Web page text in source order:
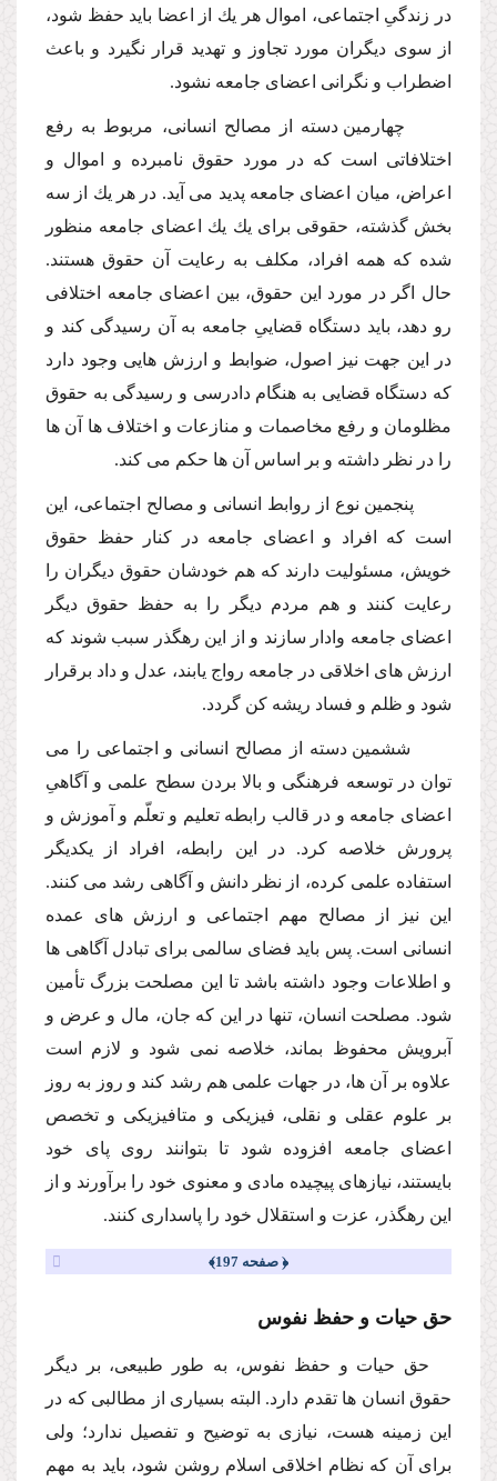
در زندگىِ اجتماعى، اموال هر یك از اعضا باید حفظ شود،
از سوى دیگران مورد تجاوز و تهدید قرار نگیرد و باعث
اضطراب و نگرانى اعضاى جامعه نشود.
چهارمین دسته از مصالح انسانى، مربوط به رفع
اختلافاتى است كه در مورد حقوق نامبرده و اموال و
اعراض، میان اعضاى جامعه پدید مى آید. در هر یك از سه
بخش گذشته، حقوقى براى یك یك اعضاى جامعه منظور
شده كه همه افراد، مكلف به رعایت آن حقوق هستند.
حال اگر در مورد این حقوق، بین اعضاى جامعه اختلافى
رو دهد، باید دستگاه قضایىِ جامعه به آن رسیدگى كند و
در این جهت نیز اصول، ضوابط و ارزش هایى وجود دارد
كه دستگاه قضایى به هنگام دادرسى و رسیدگى به حقوق
مظلومان و رفع مخاصمات و منازعات و اختلاف ها آن ها
را در نظر داشته و بر اساس آن ها حكم مى كند.
پنجمین نوع از روابط انسانى و مصالح اجتماعى، این
است كه افراد و اعضاى جامعه در كنار حفظ حقوق
خویش، مسئولیت دارند كه هم خودشان حقوق دیگران را
رعایت كنند و هم مردم دیگر را به حفظ حقوق دیگر
اعضاى جامعه وادار سازند و از این رهگذر سبب شوند كه
ارزش هاى اخلاقى در جامعه رواج یابند، عدل و داد برقرار
شود و ظلم و فساد ریشه كن گردد.
ششمین دسته از مصالح انسانى و اجتماعى را مى
توان در توسعه فرهنگى و بالا بردن سطح علمى و آگاهىِ
اعضاى جامعه و در قالب رابطه تعلیم و تعلّم و آموزش و
پرورش خلاصه كرد. در این رابطه، افراد از یكدیگر
استفاده علمى كرده، از نظر دانش و آگاهى رشد مى كنند.
این نیز از مصالح مهم اجتماعى و ارزش هاى عمده
انسانى است. پس باید فضاى سالمى براى تبادل آگاهى ها
و اطلاعات وجود داشته باشد تا این مصلحت بزرگ تأمین
شود. مصلحت انسان، تنها در این كه جان، مال و عرض و
آبرویش محفوظ بماند، خلاصه نمى شود و لازم است
علاوه بر آن ها، در جهات علمى هم رشد كند و روز به روز
بر علوم عقلى و نقلى، فیزیكى و متافیزیكى و تخصص
اعضاى جامعه افزوده شود تا بتوانند روى پاى خود
بایستند، نیازهاى پیچیده مادى و معنوى خود را برآورند و از
این رهگذر، عزت و استقلال خود را پاسدارى كنند.
﴿ صفحه 197﴾
حق حیات و حفظ نفوس
حق حیات و حفظ نفوس، به طور طبیعى، بر دیگر
حقوق انسان ها تقدم دارد. البته بسیارى از مطالبى كه در
این زمینه هست، نیازى به توضیح و تفصیل ندارد؛ ولى
براى آن كه نظام اخلاقى اسلام روشن شود، باید به مهم